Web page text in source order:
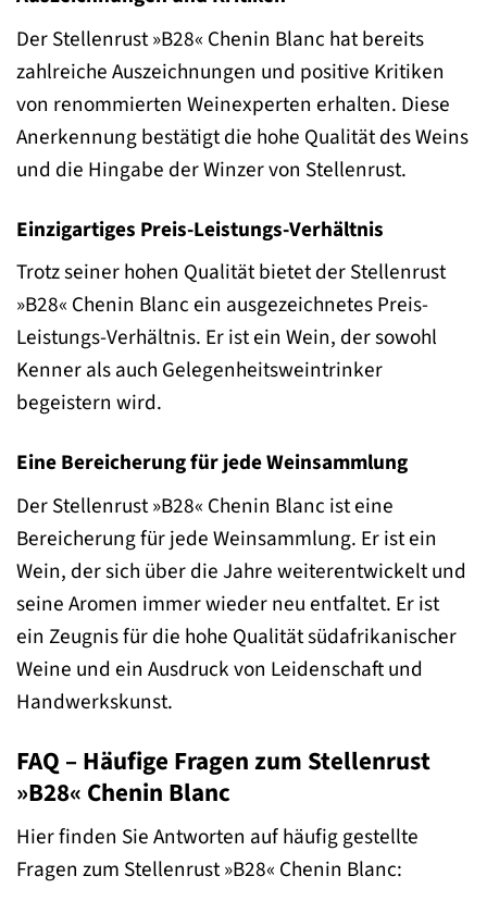
Der Stellenrust »B28« Chenin Blanc hat bereits
zahlreiche Auszeichnungen und positive Kritiken
von renommierten Weinexperten erhalten. Diese
Anerkennung bestätigt die hohe Qualität des Weins
und die Hingabe der Winzer von Stellenrust.
Einzigartiges Preis-Leistungs-Verhältnis
Trotz seiner hohen Qualität bietet der Stellenrust
»B28« Chenin Blanc ein ausgezeichnetes Preis-
Leistungs-Verhältnis. Er ist ein Wein, der sowohl
Kenner als auch Gelegenheitsweintrinker
begeistern wird.
Eine Bereicherung für jede Weinsammlung
Der Stellenrust »B28« Chenin Blanc ist eine
Bereicherung für jede Weinsammlung. Er ist ein
Wein, der sich über die Jahre weiterentwickelt und
seine Aromen immer wieder neu entfaltet. Er ist
ein Zeugnis für die hohe Qualität südafrikanischer
Weine und ein Ausdruck von Leidenschaft und
Handwerkskunst.
FAQ – Häufige Fragen zum Stellenrust
»B28« Chenin Blanc
Hier finden Sie Antworten auf häufig gestellte
Fragen zum Stellenrust »B28« Chenin Blanc: